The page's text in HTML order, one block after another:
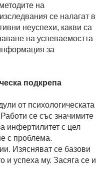
на
се налагат в
неуспехи, какви са
на успеваемостта
за
подкрепа
от психологическата
се със значимите
инфертилитет с цел
с проблема.
Изясняват се базови
и успеха му. Засяга се и